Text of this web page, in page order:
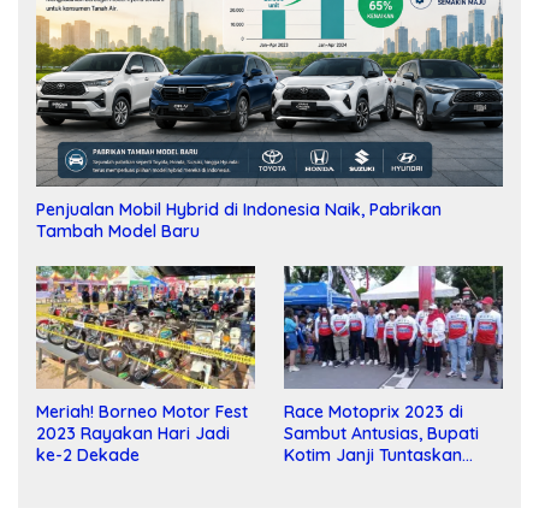
Penjualan Mobil Hybrid di Indonesia Naik, Pabrikan
Tambah Model Baru
Meriah! Borneo Motor Fest
2023 Rayakan Hari Jadi
ke-2 Dekade
Race Motoprix 2023 di
Sambut Antusias, Bupati
Kotim Janji Tuntaskan